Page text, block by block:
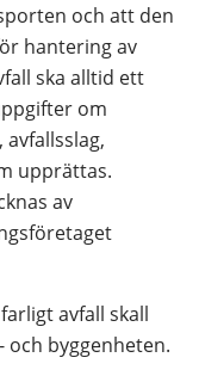
och att den
hantering av
ska alltid ett
om
upprättas.
av
avfall skall
byggenheten.